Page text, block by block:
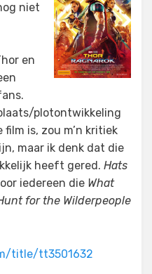
niet
en
plotontwikkeling
is, zou m’n kritiek
maar ik denk dat die
heeft gered. Hats
iedereen die What
for the Wilderpeople
title/tt3501632